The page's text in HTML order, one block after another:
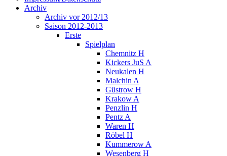
Archiv
Archiv vor 2012/13
Saison 2012-2013
Erste
Spielplan
Chemnitz H
Kickers JuS A
Neukalen H
Malchin A
Güstrow H
Krakow A
Penzlin H
Pentz A
Waren H
Röbel H
Kummerow A
Wesenberg H